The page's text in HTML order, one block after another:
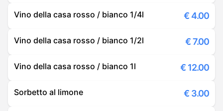
Vino della casa rosso / bianco 1/4l € 4.00
Vino della casa rosso / bianco 1/2l €7.00
Vino della casa rosso / bianco 1l € 12.00
Sorbetto al limone € 3.00